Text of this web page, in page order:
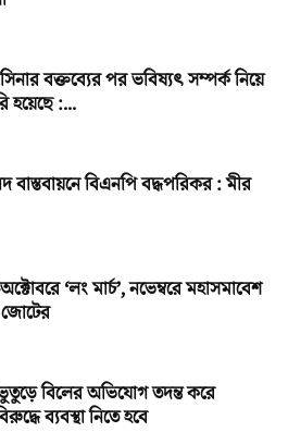
বক্তব্যের পর ভবিষ্যৎ সম্পর্ক নিয়ে
হয়েছে :...
বিএনপি বদ্ধপরিকর : মীর
‘লং মার্চ’, নভেম্বরে মহাসমাবেশ
বিলের অভিযোগ তদন্ত করে
ব্যবস্থা নিতে হবে